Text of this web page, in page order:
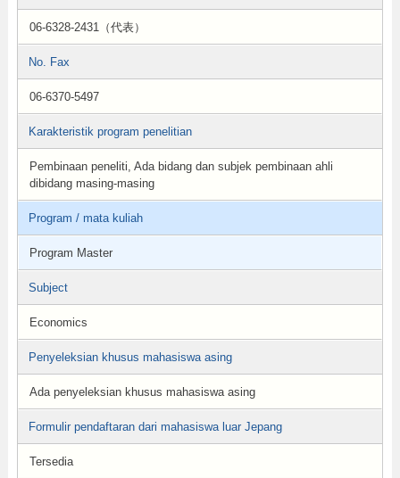
06-6328-2431（代表）
No. Fax
06-6370-5497
Karakteristik program penelitian
Pembinaan peneliti, Ada bidang dan subjek pembinaan ahli
dibidang masing-masing
Program / mata kuliah
Program Master
Subject
Economics
Penyeleksian khusus mahasiswa asing
Ada penyeleksian khusus mahasiswa asing
Formulir pendaftaran dari mahasiswa luar Jepang
Tersedia